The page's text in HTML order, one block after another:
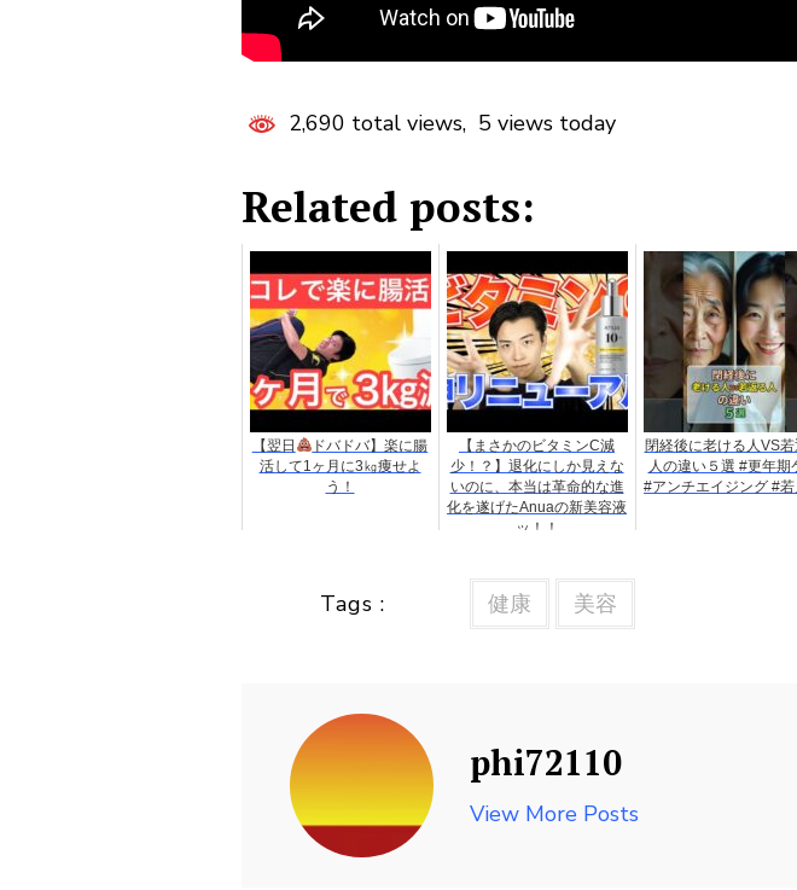
2,690 total views, 5 views today
Related posts:
【翌日
ドバドバ】楽に腸
活して1ヶ月に3㎏痩せよ
う！
【まさかのビタミンC減
少！？】退化にしか見えな
いのに、本当は革命的な進
化を遂げたAnuaの新美容液
ッ！！
閉経後に老ける人VS若
人の違い５選 #更年期
#アンチエイジング #若
Tags : 健康 美容
phi72110
View More Posts